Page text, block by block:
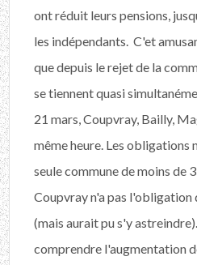
ont réduit leurs pensions,
les indépendants. C'et
que depuis le rejet de la
se tiennent quasi
21 mars, Coupvray, Bailly,
même heure. Les obligations
seule commune de moins de
Coupvray n'a pas
(mais aurait pu s'y
comprendre l'augmentation